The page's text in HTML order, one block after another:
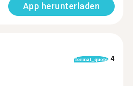
App herunterladen
format_quote 4